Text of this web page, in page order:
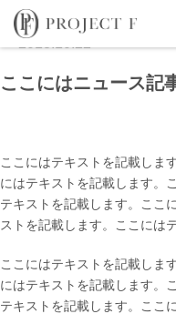
2018.10.22
ここにはニュース記
ここにはテキストを記載しま
にはテキストを記載します。
テキストを記載します。ここ
ストを記載します。ここには
ここにはテキストを記載しま
にはテキストを記載します。
テキストを記載します。ここ